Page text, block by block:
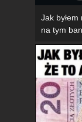
Jak byłem
na tym